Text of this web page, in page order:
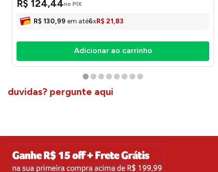
R$ 124,44no PIX
R$ 130,99 em até6xR$ 21,83
Adicionar ao carrinho
duvidas? pergunte aqui